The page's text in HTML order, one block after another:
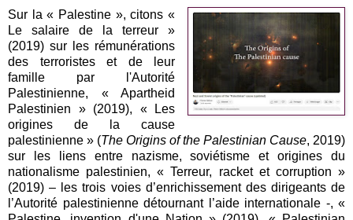
Sur la « Palestine », citons «
Le salaire de la terreur »
(2019) sur les rémunérations
des terroristes et de leur
famille par l'Autorité
Palestinienne, « Apartheid
Palestinien » (2019), « Les
origines de la cause
palestinienne » (The Origins of the Palestinian Cause, 2019)
sur les liens entre nazisme, soviétisme et origines du
nationalisme palestinien, « Terreur, racket et corruption »
(2019) – les trois voies d’enrichissement des dirigeants de
l’Autorité palestinienne détournant l’aide internationale -, «